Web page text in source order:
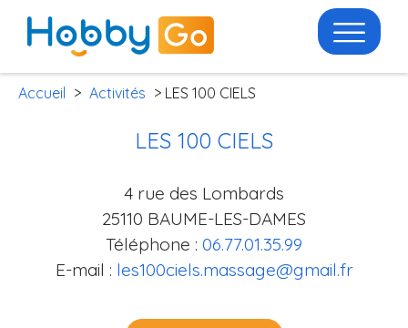
Accueil > Activités > LES 100 CIELS
LES 100 CIELS
4 rue des Lombards
25110 BAUME-LES-DAMES
Téléphone : 06.77.01.35.99
E-mail : les100ciels.massage@gmail.fr